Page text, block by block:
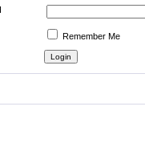
Remember Me